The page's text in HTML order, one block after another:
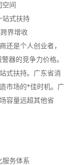
空间
站式扶持
界增收
商还是个人创业者，
器的竞争力价格。
式扶持。广东省消
市场的*佳时机。广
容量远超其他省
服务体系